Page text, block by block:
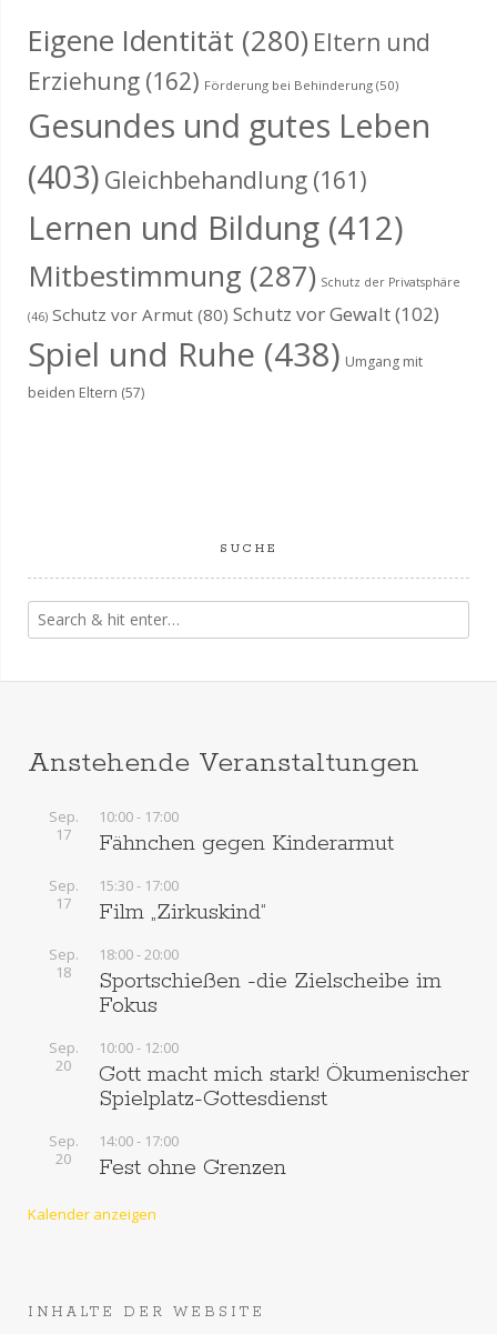
Eigene Identität (280) Eltern und
Erziehung (162) Förderung bei Behinderung (50)
Gesundes und gutes Leben
(403) Gleichbehandlung (161)
Lernen und Bildung (412)
Mitbestimmung (287) Schutz der Privatsphäre
(46) Schutz vor Armut (80) Schutz vor Gewalt(102)
Spiel und Ruhe (438) Umgang mit
beiden Eltern (57)
SUCHE
Anstehende Veranstaltungen
Sep.
17
10:00- 17:00
Fähnchen gegen Kinderarmut
Sep.
17
15:30- 17:00
Film „Zirkuskind“
Sep.
18
18:00-20:00
Sportschießen -die Zielscheibe im
Fokus
Sep.
20
10:00- 12:00
Gott macht mich stark! Ökumenischer
Spielplatz-Gottesdienst
Sep.
20
14:00- 17:00
Fest ohne Grenzen
Kalender anzeigen
INHALTE DER WEBSITE